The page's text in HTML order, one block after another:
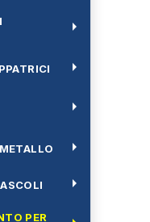
arrow_right
arrow_right
arrow_right
arrow_right
arrow_right
PER